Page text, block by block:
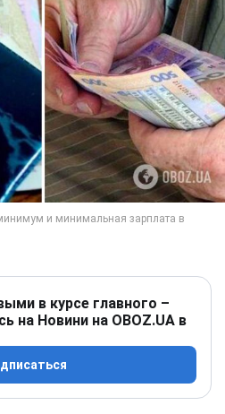
в курсе главного –
на Новини на OBOZ.UA в